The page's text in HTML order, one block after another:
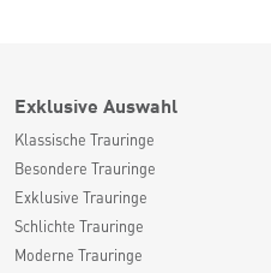
Exklusive Auswahl
Klassische Trauringe
Besondere Trauringe
Exklusive Trauringe
Schlichte Trauringe
Moderne Trauringe